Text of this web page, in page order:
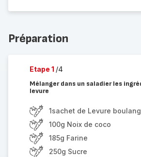
Préparation
Etape 1 /4
Mélanger dans un saladier les
levure
1sachet de Levure
100g Noix de coco
185g Farine
250g Sucre